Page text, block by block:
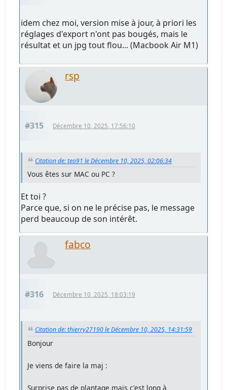
idem chez moi, version mise à jour, à priori les
réglages d'export n'ont pas bougés, mais le
résultat et un jpg tout flou... (Macbook Air M1)
rsp
#315 Décembre 10, 2025, 17:56:10
Citation de: teo91 le Décembre 10, 2025, 02:06:34
Vous êtes sur MAC ou PC ?
Et toi ?
Parce que, si on ne le précise pas, le message
perd beaucoup de son intérêt.
fabco
#316 Décembre 10, 2025, 18:03:19
Citation de: thierry27190 le Décembre 10, 2025, 14:31:59
Bonjour
Je viens de faire la maj :
Surprise pas de plantage mais c'est long à